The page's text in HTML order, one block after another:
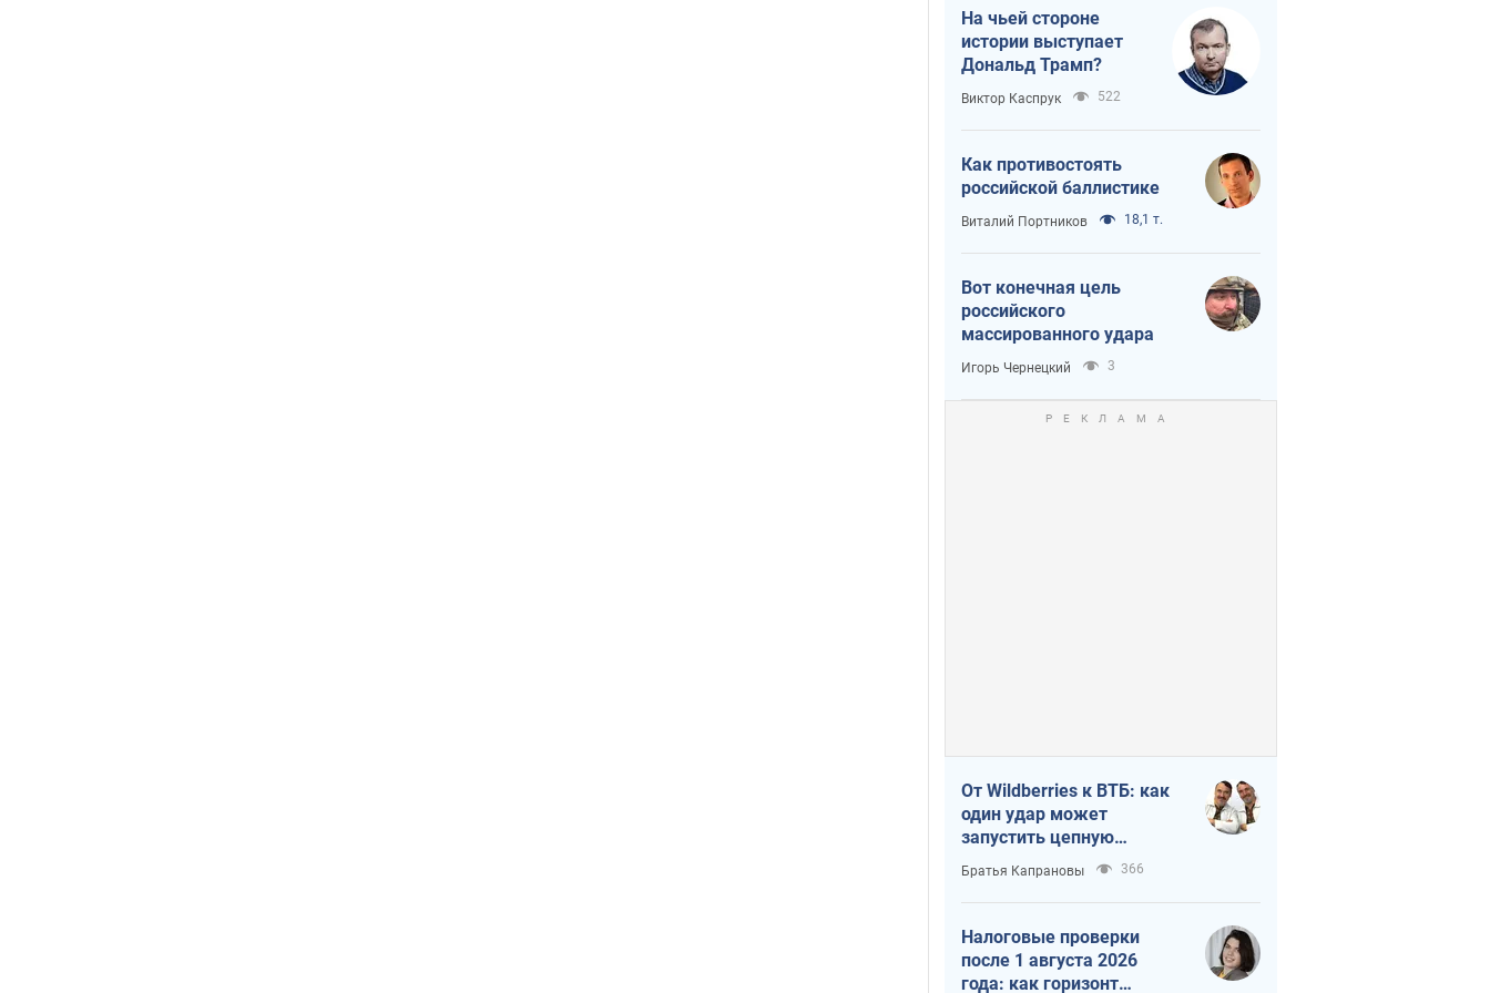
На чьей стороне
истории выступает
Дональд Трамп?
Виктор Каспрук 522
Как противостоять
российской баллистике
Виталий Портников 18,1 т.
Вот конечная цель
российского
массированного удара
Игорь Чернецкий 3
От Wildberries к ВТБ: как
один удар может
запустить цепную
реакцию в России
Братья Капрановы 366
Налоговые проверки
после 1 августа 2026
года: как горизонт